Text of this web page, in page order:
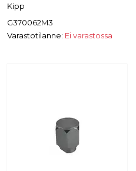
Kipp
G370062M3
Varastotilanne: Ei varastossa